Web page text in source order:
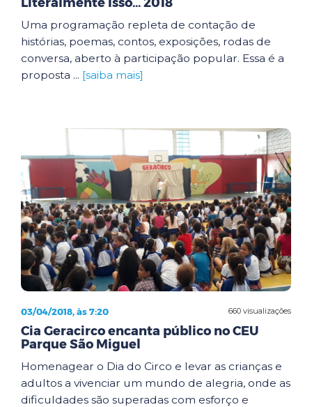
Uma programação repleta de contação de
histórias, poemas, contos, exposições, rodas de
conversa, aberto à participação popular. Essa é a
proposta ... [saiba mais]
660 visualizações
03/04/2018, às 7:20
Cia Geracirco encanta público no CEU
Parque São Miguel
Homenagear o Dia do Circo e levar as crianças e
adultos a vivenciar um mundo de alegria, onde as
dificuldades são superadas com esforço e